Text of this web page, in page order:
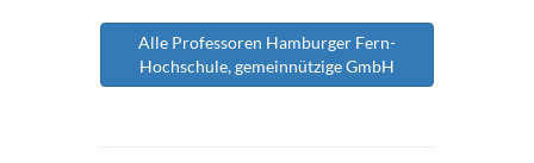
Alle Professoren Hamburger Fern-
Hochschule, gemeinnützige GmbH